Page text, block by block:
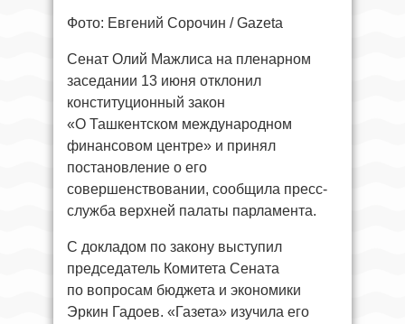
Фото: Евгений Сорочин / Gazeta
Сенат Олий Мажлиса на пленарном
заседании 13 июня отклонил
конституционный закон
«О Ташкентском международном
финансовом центре» и принял
постановление о его
совершенствовании, сообщила пресс-
служба верхней палаты парламента.
С докладом по закону выступил
председатель Комитета Сената
по вопросам бюджета и экономики
Эркин Гадоев. «Газета» изучила его